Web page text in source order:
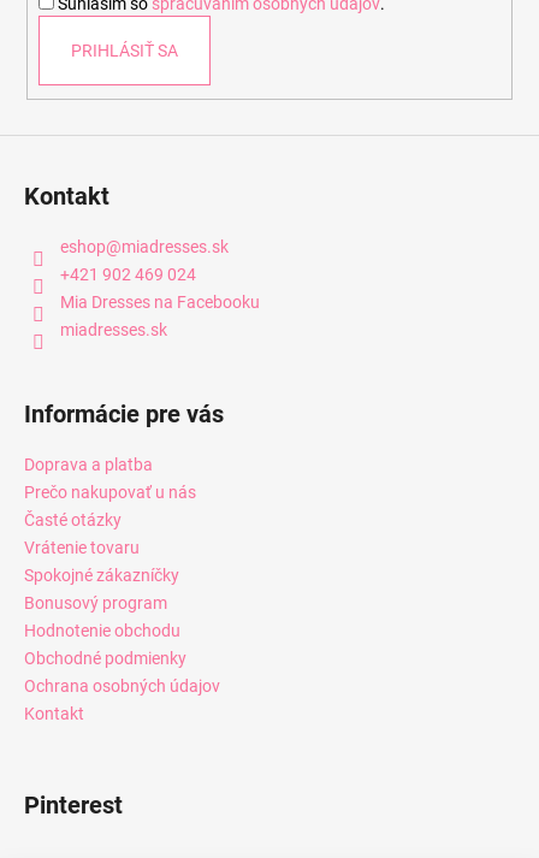
PRIHLÁSIŤ SA
Kontakt
eshop@miadresses.sk
+421 902 469 024
Mia Dresses na Facebooku
miadresses.sk
Informácie pre vás
Doprava a platba
Prečo nakupovať u nás
Časté otázky
Vrátenie tovaru
Spokojné zákazníčky
Bonusový program
Hodnotenie obchodu
Obchodné podmienky
Ochrana osobných údajov
Kontakt
Pinterest